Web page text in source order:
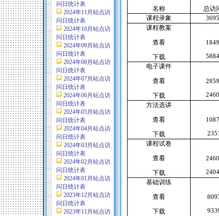
问日统计表
2024年11月站点访
问日统计表
2024年10月站点访
问日统计表
2024年09月站点访
问日统计表
2024年08月站点访
问日统计表
2024年07月站点访
问日统计表
2024年06月站点访
问日统计表
2024年05月站点访
问日统计表
2024年04月站点访
问日统计表
2024年03月站点访
问日统计表
2024年02月站点访
问日统计表
2024年01月站点访
问日统计表
2023年12月站点访
问日统计表
2023年11月站点访
名称
总访
课程录象
课程教案
查看
下载
电子课件
查看
下载
方法选讲
查看
下载
课程试卷
查看
下载
基础训练
查看
下载